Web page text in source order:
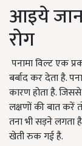
आइये
रोग
पनामा विल्ट एक
बर्बाद कर देता है.
कारण होता है.
लक्षणों की बात करें
तना भी सड़ने लगता
खेती रुक गई है.